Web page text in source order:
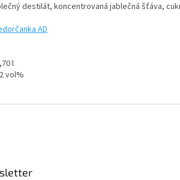
destilát, koncentrovaná jablečná šťáva,
AD
l
vol%